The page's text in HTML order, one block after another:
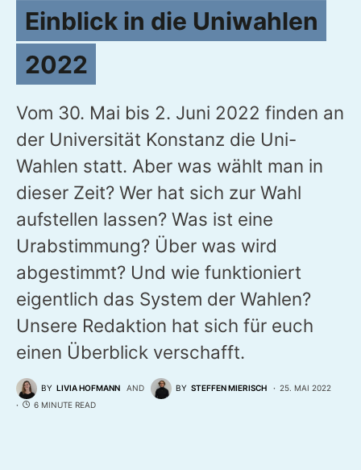
Einblick in die Uniwahlen
2022
Vom 30. Mai bis 2. Juni 2022 finden an
der Universität Konstanz die Uni-
Wahlen statt. Aber was wählt man in
dieser Zeit? Wer hat sich zur Wahl
aufstellen lassen? Was ist eine
Urabstimmung? Über was wird
abgestimmt? Und wie funktioniert
eigentlich das System der Wahlen?
Unsere Redaktion hat sich für euch
einen Überblick verschafft.
BY LIVIA HOFMANN AND BY STEFFEN MIERISCH
25. MAI 2022
6 MINUTE READ